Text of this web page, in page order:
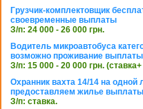
Грузчик-комплектовщик
своевременные выплаты
З/п: 24 000 - 26 000 грн.
Водитель микроавтобуса
возможно проживание
З/п: 15 000 - 20 000 грн.
Охранник вахта 14/14 на
предоставляем жилье
З/п: ставка.